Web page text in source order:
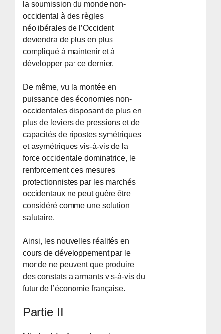
la soumission du monde non-
occidental à des règles
néolibérales de l’Occident
deviendra de plus en plus
compliqué à maintenir et à
développer par ce dernier.
De même, vu la montée en
puissance des économies non-
occidentales disposant de plus en
plus de leviers de pressions et de
capacités de ripostes symétriques
et asymétriques vis-à-vis de la
force occidentale dominatrice, le
renforcement des mesures
protectionnistes par les marchés
occidentaux ne peut guère être
considéré comme une solution
salutaire.
Ainsi, les nouvelles réalités en
cours de développement par le
monde ne peuvent que produire
des constats alarmants vis-à-vis du
futur de l’économie française.
Partie II